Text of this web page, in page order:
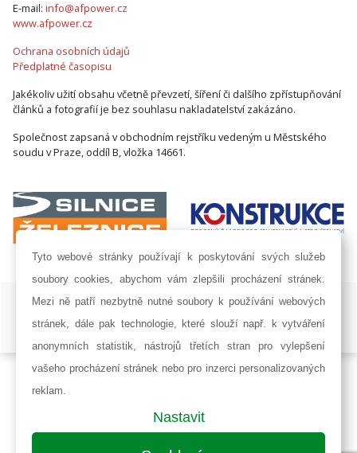
E-mail: info@afpower.cz
www.afpower.cz
Ochrana osobních údajů
Předplatné časopisu
Jakékoliv užití obsahu včetně převzetí, šíření či dalšího zpřístupňování
článků a fotografií je bez souhlasu nakladatelství zakázáno.
Společnost zapsaná v obchodním rejstříku vedeným u Městského
soudu v Praze, oddíl B, vložka 14661.
ISSN 1802-8535 © 2009 - 2026 AF POWER agency a.s. |
Nastavení
Developed by:
Railsformers s.r.o.
Tyto webové stránky používají k poskytování svých služeb
soubory cookies, abychom vám zlepšili procházení stránek.
Mezi ně patří nezbytně nutné soubory k používání webových
stránek, dále pak technologie, které slouží např. k vytváření
anonymních statistik, nástrojů třetích stran pro vylepšení
vašeho procházení stránek nebo pro inzerci personalizovaných
reklam.
Nastavit